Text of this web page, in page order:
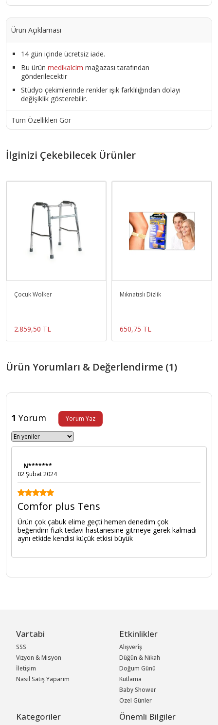
Ürün Açıklaması
14 gün içinde ücretsiz iade.
Bu ürün medikalcim mağazası tarafından
gönderilecektir
Stüdyo çekimlerinde renkler ışık farklılığından dolayı
değişiklik gösterebilir.
Tüm Özellikleri Gör
İlginizi Çekebilecek Ürünler
Çocuk Wolker
2.859,50 TL
Mıknatıslı Dizlik
650,75 TL
Ürün Yorumları & Değerlendirme (1)
1 Yorum Yorum Yaz
Comfor plus Tens
Ürün çok çabuk elime geçti hemen denedim çok
beğendim fizik tedavi hastanesine gitmeye gerek kalmadı
aynı etkide kendisi küçük etkisi büyük
N*******
02 Şubat 2024
Vartabi
SSS
Vizyon & Misyon
İletişim
Nasıl Satış Yaparım
Etkinlikler
Alışveriş
Düğün & Nikah
Doğum Günü
Kutlama
Baby Shower
Özel Günler
Kategoriler Önemli Bilgiler